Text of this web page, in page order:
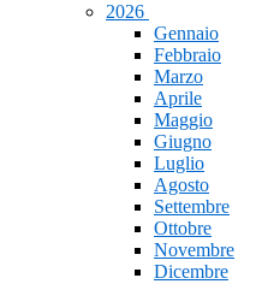
2026
Gennaio
Febbraio
Marzo
Aprile
Maggio
Giugno
Luglio
Agosto
Settembre
Ottobre
Novembre
Dicembre